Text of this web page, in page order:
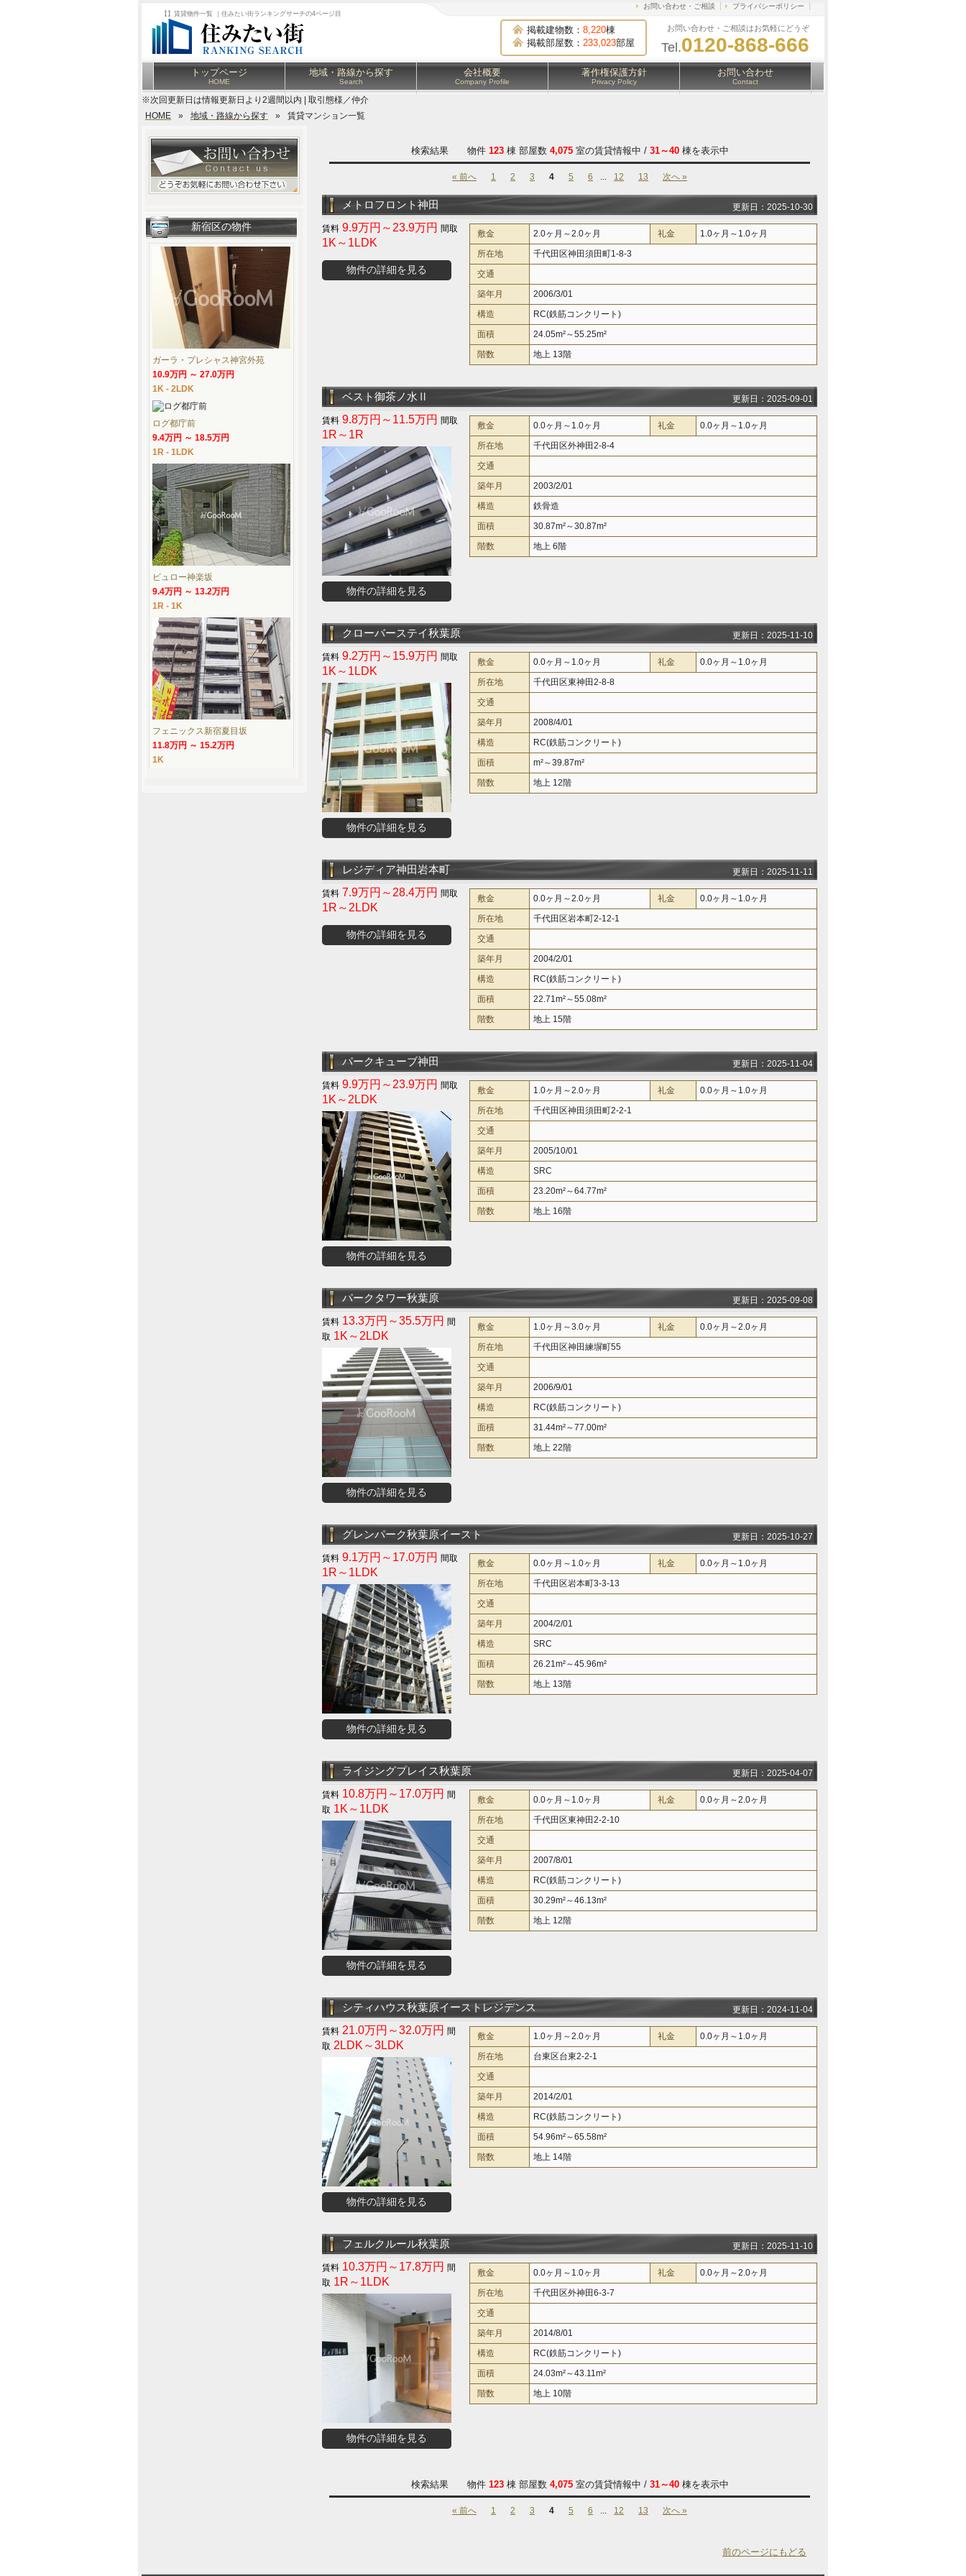
【】賃貸物件一覧 ｜住みたい街ランキングサーチの4ページ目
掲載建物数： 8,220棟
掲載部屋数： 233,023部屋
お問い合わせ・ご相談はお気軽にどうぞ
Tel.0120-868-666
お問い合わせ・ご相談 プライバシーポリシー
トップページ
HOME
地域・路線から探す
Search
会社概要
Company Profile
著作権保護方針
Privacy Policy
お問い合わせ
Contact
※次回更新日は情報更新日より2週間以内 | 取引態様／仲介
HOME
» 地域・路線から探す » 賃貸マンション一覧
検索結果 物件 123棟 部屋数 4,075室の賃貸情報中 / 31～40棟を表示中
« 前へ 1 2 3 4 5 6 ... 12 13 次へ »
メトロフロント神田 更新日：2025-10-30
9.9万円～23.9万円
1K～1LDK
物件の詳細を見る
敷金 2.0ヶ月～2.0ヶ月 礼金
1.0ヶ月～1.0ヶ月
所在地
千代田区神田須田町1-8-3
交通
築年月
2006/3/01
構造
RC(鉄筋コンクリート)
面積
24.05m²～55.25m²
階数
地上 13階
ベスト御茶ノ水Ⅱ 更新日：2025-09-01
9.8万円～11.5万円
1R～1R
物件の詳細を見る
敷金 0.0ヶ月～1.0ヶ月 礼金
0.0ヶ月～1.0ヶ月
所在地
千代田区外神田2-8-4
交通
築年月
2003/2/01
構造
鉄骨造
面積
30.87m²～30.87m²
階数
地上 6階
クローバーステイ秋葉原 更新日：2025-11-10
9.2万円～15.9万円
1K～1LDK
物件の詳細を見る
敷金 0.0ヶ月～1.0ヶ月 礼金
0.0ヶ月～1.0ヶ月
所在地
千代田区東神田2-8-8
交通
築年月
2008/4/01
構造
RC(鉄筋コンクリート)
面積
m²～39.87m²
階数
地上 12階
レジディア神田岩本町 更新日：2025-11-11
7.9万円～28.4万円
1R～2LDK
物件の詳細を見る
敷金 0.0ヶ月～2.0ヶ月 礼金
0.0ヶ月～1.0ヶ月
所在地
千代田区岩本町2-12-1
交通
築年月
2004/2/01
構造
RC(鉄筋コンクリート)
面積
22.71m²～55.08m²
階数
地上 15階
パークキューブ神田 更新日：2025-11-04
9.9万円～23.9万円
1K～2LDK
物件の詳細を見る
敷金 1.0ヶ月～2.0ヶ月 礼金
0.0ヶ月～1.0ヶ月
所在地
千代田区神田須田町2-2-1
交通
築年月
2005/10/01
構造
SRC
面積
23.20m²～64.77m²
階数
地上 16階
パークタワー秋葉原 更新日：2025-09-08
13.3万円～35.5万円
1K～2LDK
物件の詳細を見る
敷金 1.0ヶ月～3.0ヶ月 礼金
0.0ヶ月～2.0ヶ月
所在地
千代田区神田練塀町55
交通
築年月
2006/9/01
構造
RC(鉄筋コンクリート)
面積
31.44m²～77.00m²
階数
地上 22階
グレンパーク秋葉原イースト 更新日：2025-10-27
9.1万円～17.0万円
1R～1LDK
物件の詳細を見る
敷金 0.0ヶ月～1.0ヶ月 礼金
0.0ヶ月～1.0ヶ月
所在地
千代田区岩本町3-3-13
交通
築年月
2004/2/01
構造
SRC
面積
26.21m²～45.96m²
階数
地上 13階
ライジングプレイス秋葉原 更新日：2025-04-07
10.8万円～17.0万円
1K～1LDK
物件の詳細を見る
敷金 0.0ヶ月～1.0ヶ月 礼金
0.0ヶ月～2.0ヶ月
所在地
千代田区東神田2-2-10
交通
築年月
2007/8/01
構造
RC(鉄筋コンクリート)
面積
30.29m²～46.13m²
階数
地上 12階
シティハウス秋葉原イーストレジデンス 更新日：2024-11-04
21.0万円～32.0万円
2LDK～3LDK
物件の詳細を見る
敷金 1.0ヶ月～2.0ヶ月 礼金
0.0ヶ月～1.0ヶ月
所在地
台東区台東2-2-1
交通
築年月
2014/2/01
構造
RC(鉄筋コンクリート)
面積
54.96m²～65.58m²
階数
地上 14階
フェルクルール秋葉原 更新日：2025-11-10
10.3万円～17.8万円
1R～1LDK
物件の詳細を見る
敷金 0.0ヶ月～1.0ヶ月 礼金
0.0ヶ月～2.0ヶ月
所在地
千代田区外神田6-3-7
交通
築年月
2014/8/01
構造
RC(鉄筋コンクリート)
面積
24.03m²～43.11m²
階数
地上 10階
検索結果 物件 123棟 部屋数 4,075室の賃貸情報中 / 31～40棟を表示中
« 前へ 1 2 3 4 5 6 ... 12 13 次へ »
前のページにもどる
新宿区の物件
ガーラ・プレシャス神宮外苑
10.9万円 ～ 27.0万円
1K - 2LDK
ログ都庁前
9.4万円 ～ 18.5万円
1R - 1LDK
ビュロー神楽坂
9.4万円 ～ 13.2万円
1R - 1K
フェニックス新宿夏目坂
11.8万円 ～ 15.2万円
1K